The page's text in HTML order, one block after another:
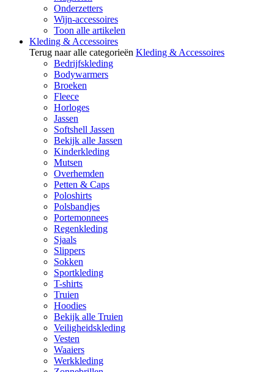
Onderzetters
Wijn-accessoires
Toon alle artikelen
Kleding & Accessoires
Terug naar alle categorieën Kleding & Accessoires
Bedrijfskleding
Bodywarmers
Broeken
Fleece
Horloges
Jassen
Softshell Jassen
Bekijk alle Jassen
Kinderkleding
Mutsen
Overhemden
Petten & Caps
Poloshirts
Polsbandjes
Portemonnees
Regenkleding
Sjaals
Slippers
Sokken
Sportkleding
T-shirts
Truien
Hoodies
Bekijk alle Truien
Veiligheidskleding
Vesten
Waaiers
Werkkleding